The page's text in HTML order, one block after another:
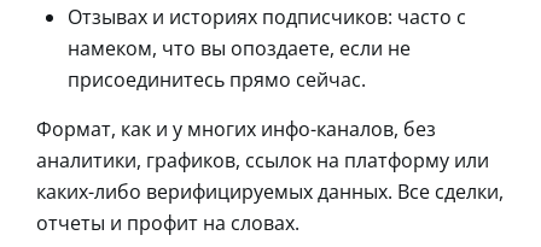
Отзывах и историях подписчиков: часто с
намеком, что вы опоздаете, если не
присоединитесь прямо сейчас.
Формат, как и у многих инфо-каналов, без
аналитики, графиков, ссылок на платформу или
каких-либо верифицируемых данных. Все сделки,
отчеты и профит на словах.